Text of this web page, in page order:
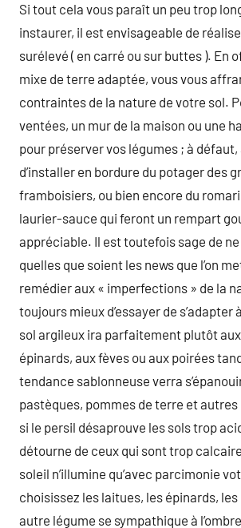
Si tout cela vous paraît un peu trop
instaurer, il est envisageable de
surélevé ( en carré ou sur buttes ). En
mixe de terre adaptée, vous vous
contraintes de la nature de votre sol.
ventées, un mur de la maison ou une
pour préserver vos légumes ; à
d’installer en bordure du potager des
framboisiers, ou bien encore du
laurier-sauce qui feront un rempart
appréciable. Il est toutefois sage de
quelles que soient les news que l’on
remédier aux « imperfections » de la
toujours mieux d’essayer de s’adapter
sol argileux ira parfaitement plutôt
épinards, aux fèves ou aux poirées
tendance sablonneuse verra
pastèques, pommes de terre et
si le persil désaprouve les sols trop
détourne de ceux qui sont trop
soleil n’illumine qu’avec parcimonie
choisissez les laitues, les épinards,
autre légume se sympathique à